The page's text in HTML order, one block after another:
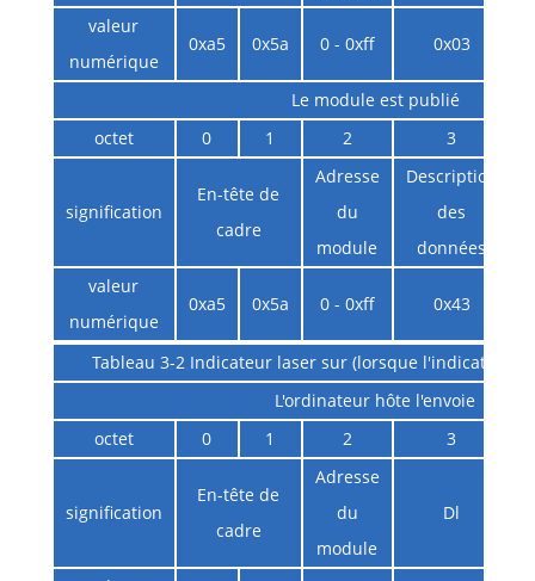
valeur
numérique
0xa5 0x5a 0 - 0xff 0x03
Le module est publié
octet
0 1 2 3
signification
En-tête de
cadre
Adresse
du
module
Description
des
données
valeur
numérique
0xa5 0x5a 0 - 0xff 0x43
Tableau 3-2 Indicateur laser sur (lorsque l'indicateur
L'ordinateur hôte l'envoie
octet
0 1 2 3
signification
En-tête de
cadre
Adresse
du
module
Dl